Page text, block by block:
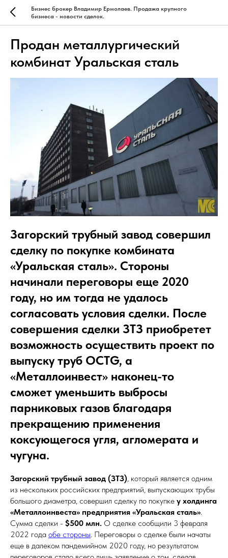
Бизнес брокер Владимир Ермолаев. Продажа крупного
бизнеса - новости сделок.
Продан металлургический
комбинат Уральская сталь
Загорский трубный завод совершил
сделку по покупке комбината
«Уральская сталь». Стороны
начинали переговоры еще 2020
году, но им тогда не удалось
согласовать условия сделки. После
совершения сделки ЗТЗ приобретет
возможность осуществить проект по
выпуску труб OCTG, а
«Металлоинвест» наконец-то
сможет уменьшить выбросы
парниковых газов благодаря
прекращению применения
коксующегося угля, агломерата и
чугуна.
Загорский трубный завод (ЗТЗ), который является одним
из нескольких российских предприятий, выпускающих трубы
большого диаметра, совершил сделку по покупке у холдинга
«Металлоинвеста» предприятия «Уральская сталь».
Сумма сделки - $500 млн. О сделке сообщили 3 февраля
2022 года обе стороны. Переговоры о сделке были начаты
еще в далеком пандемийном 2020 году, но результатом